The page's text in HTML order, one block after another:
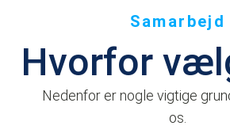
Samarbejd
Hvorfor
Nedenfor er nogle vigtige
os.